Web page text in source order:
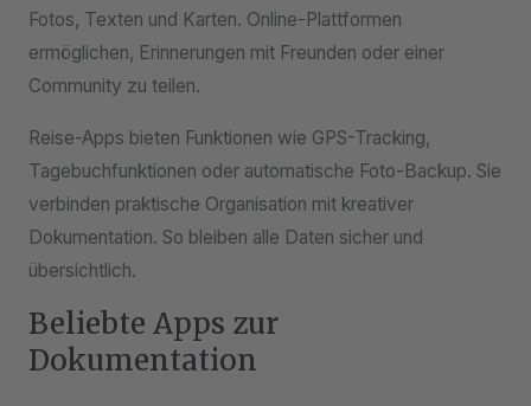
Fotos, Texten und Karten. Online-Plattformen
ermöglichen, Erinnerungen mit Freunden oder einer
Community zu teilen.
Reise-Apps bieten Funktionen wie GPS-Tracking,
Tagebuchfunktionen oder automatische Foto-Backup. Sie
verbinden praktische Organisation mit kreativer
Dokumentation. So bleiben alle Daten sicher und
übersichtlich.
Beliebte Apps zur
Dokumentation